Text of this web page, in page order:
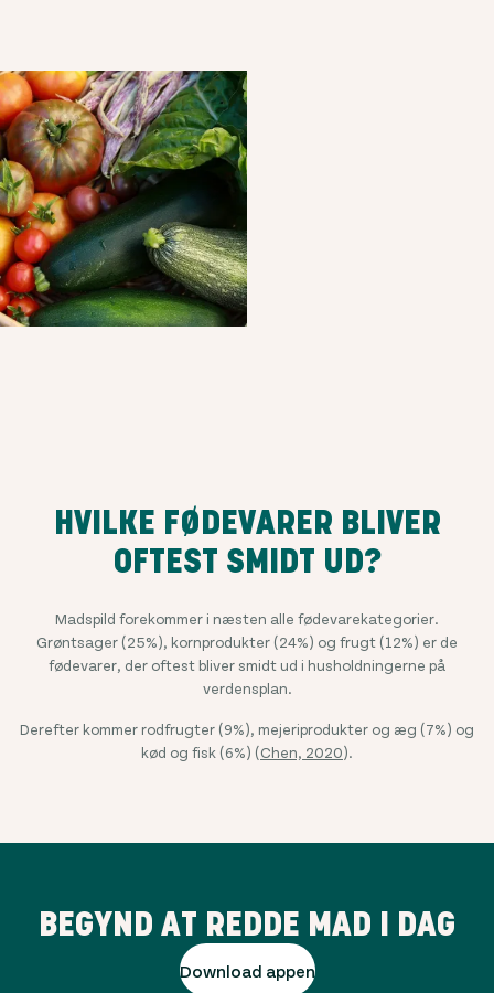
HVILKE FØDEVARER BLIVER
OFTEST SMIDT UD?
Madspild forekommer i næsten alle fødevarekategorier.
Grøntsager (25%), kornprodukter (24%) og frugt (12%) er de
fødevarer, der oftest bliver smidt ud i husholdningerne på
verdensplan.
Derefter kommer rodfrugter (9%), mejeriprodukter og æg (7%) og
kød og fisk (6%) (Chen, 2020).
BEGYND AT REDDE MAD I DAG
Download appen